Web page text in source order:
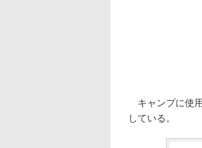
キャンプに使
している。